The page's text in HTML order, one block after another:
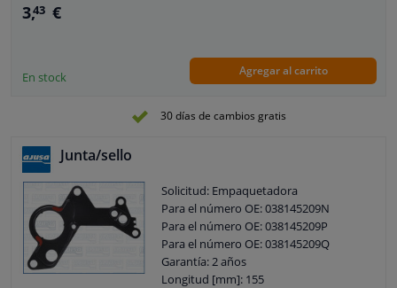
3,43 €
En stock Agregar al carrito
30 días de cambios gratis
Junta/sello
Solicitud: Empaquetadora
Para el número OE: 038145209N
Para el número OE: 038145209P
Para el número OE: 038145209Q
Garantía: 2 años
Longitud [mm]: 155